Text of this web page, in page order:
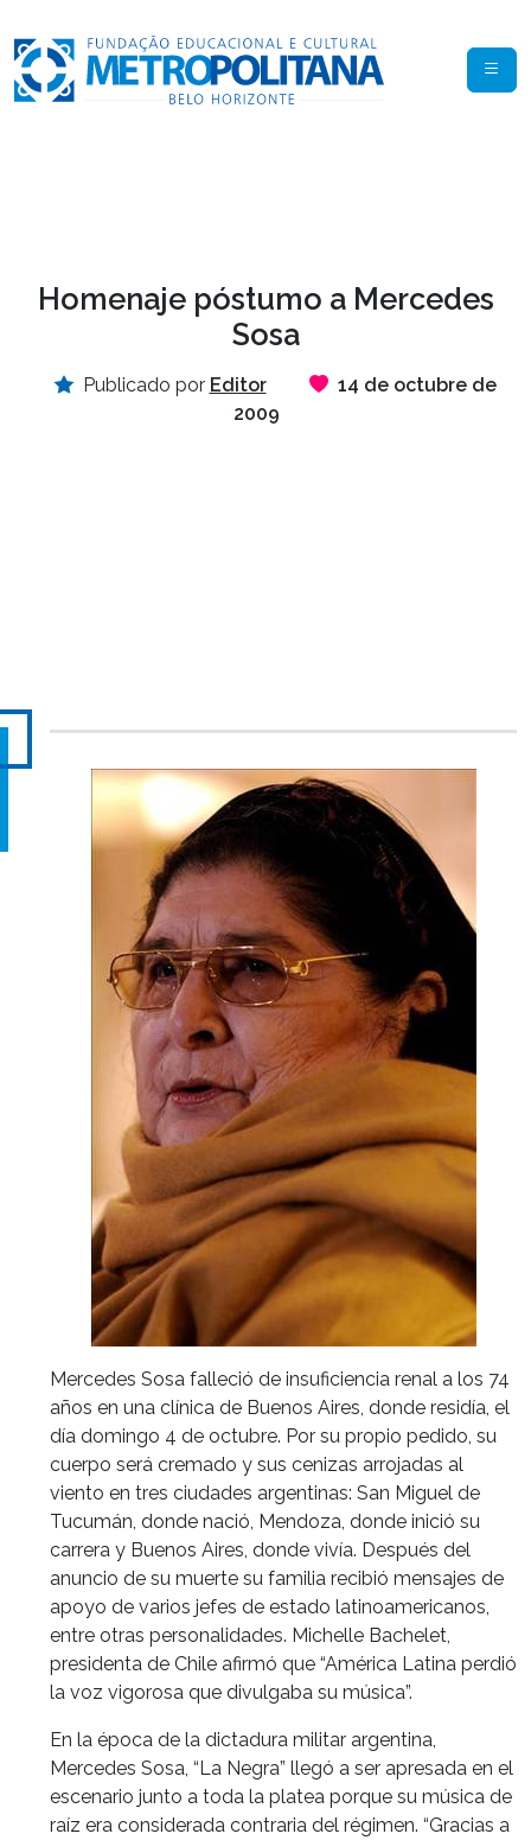
Homenaje póstumo a Mercedes
Sosa
Publicado por Editor
14 de octubre de
2009
Mercedes Sosa falleció de insuficiencia renal a los 74
años en una clínica de Buenos Aires, donde residía, el
día domingo 4 de octubre. Por su propio pedido, su
cuerpo será cremado y sus cenizas arrojadas al
viento en tres ciudades argentinas: San Miguel de
Tucumán, donde nació, Mendoza, donde inició su
carrera y Buenos Aires, donde vivía. Después del
anuncio de su muerte su familia recibió mensajes de
apoyo de varios jefes de estado latinoamericanos,
entre otras personalidades. Michelle Bachelet,
presidenta de Chile afirmó que “América Latina perdió
la voz vigorosa que divulgaba su música”.
En la época de la dictadura militar argentina,
Mercedes Sosa, “La Negra” llegó a ser apresada en el
escenario junto a toda la platea porque su música de
raíz era considerada contraria del régimen. “Gracias a